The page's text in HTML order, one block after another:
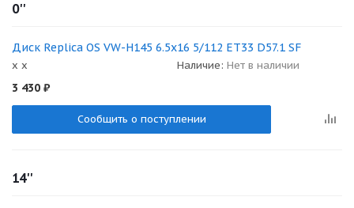
0''
Диск Replica OS VW-H145 6.5x16 5/112 ET33 D57.1 SF
x x Наличие: Нет в наличии
3 430 ₽
Сообщить о поступлении
14''